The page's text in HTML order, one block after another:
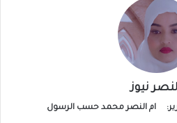
نيوز
ام النصر محمد حسب الرسول